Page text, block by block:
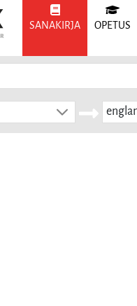
SANAKIRJA OPETUS